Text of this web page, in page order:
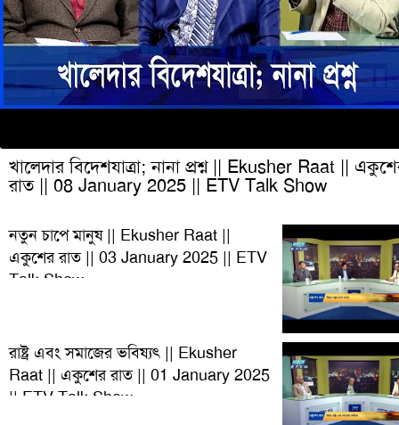
খালেদার বিদেশযাত্রা; নানা প্রশ্ন || Ekusher Raat ||
রাত || 08 January 2025 || ETV Talk Show
নতুন চাপে মানুষ || Ekusher Raat ||
একুশের রাত || 03 January 2025 || ETV
Talk Show
রাষ্ট্র এবং সমাজের ভবিষ্যৎ || Ekusher
Raat || একুশের রাত || 01 January 2025
|| ETV Talk Show